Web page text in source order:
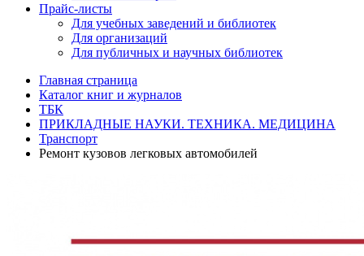
Прайс-листы
Для учебных заведений и библиотек
Для организаций
Для публичных и научных библиотек
Главная страница
Каталог книг и журналов
ТБК
ПРИКЛАДНЫЕ НАУКИ. ТЕХНИКА. МЕДИЦИНА
Транспорт
Ремонт кузовов легковых автомобилей